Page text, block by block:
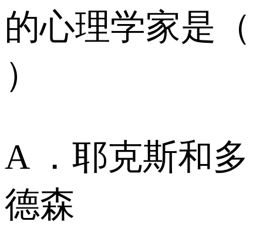
的心理学家是（
）
A ．耶克斯和多
德森